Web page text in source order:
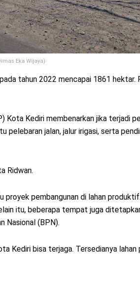
Eka Wijaya)
tahun 2022 mencapai 1861 hektar.
Kediri membenarkan jika terjadi
jalan, jalur irigasi, serta
Ridwan.
pembangunan di lahan
itu, beberapa tempat juga
Nasional (BPN).
Kediri bisa terjaga. Tersedianya